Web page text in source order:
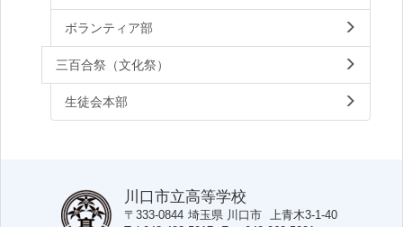
ボランティア部
三百合祭（文化祭）
生徒会本部
川口市立高等学校
〒333-0844 埼玉県 川口市 上青木3-1-40